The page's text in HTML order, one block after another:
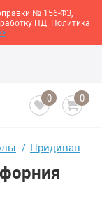
№ 156-ФЗ,
ПД. Политика
0 0
Придиванный стол Калифорния ДЕЙ колор Графит (У)